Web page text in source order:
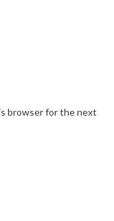
browser for the next